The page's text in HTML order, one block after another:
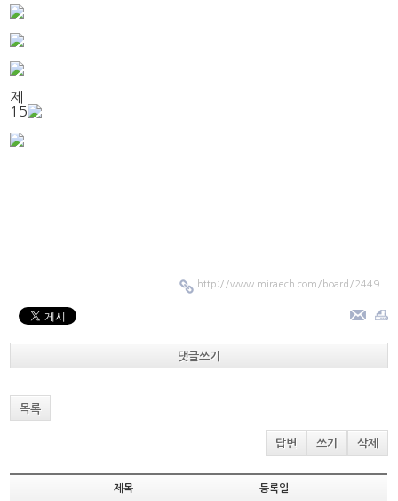
제
15
http://www.miraech.com/board/2449
댓글쓰기
목록
답변 쓰기 삭제
제목 등록일